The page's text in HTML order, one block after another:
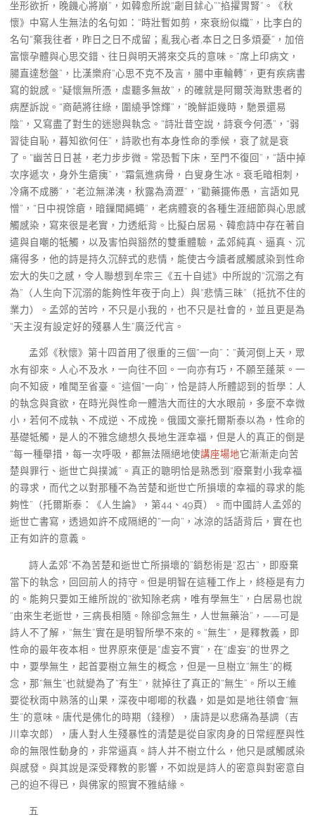
坐形欲折，晚饑心將崩”，如韓愈所說“劌目鉥心”“掐擢胃腎”。《秋
懷》中寫人生無法的名句如：“時壯暫如剪，來衰紛似織”，比李白的
名句“棄我往者，昨日之日不成留；亂我心者,本日之日多煩憂”，加倍
富懷孕體與心思交錯、往日與明天將來交兵的意味。“席上印病文，
腸直達愁盤”，比漢樂府“心思不克不及言，腸中車輪轉”，更有疾病書
寫的銳感。“疑懷無所憑，虛聽多無故”，的確就是阿爾茨海默患者的
病歷訴說。“商葩將往綠，圍繞爭馀輝”，“晚鮮詎幾時，馳景還易
陰”，又寫盡了對生的迷戀與執念。“詩壯昔空說，詩衰今何憑”，“弱
習徒自恥，暮知欲何任”，詩歌也有本身性命的季候，衰了就是衰
了。“幽苦日日甚，老力步步微。常恐暫下床，至門不復回”，“語中掉
次序遞次，身外生瘡痍”，“霜氣進病骨，白叟身生冰。衰毛暗相刺，
冷痛不成勝”，“老泣無涕洟，秋露為滴瀝”，“勸藥擺佈愚，言語如見
憎”，“日中視馀瘡，暗鏁聞繩蠅”，老病體衰的各種生涯細節與心思感
觸感染，寫來很是老實，力透紙背。比擬白居易、韓愈詩中存在著自
遣與自嘲的牴觸，以及害怕與豁然的雙重體驗，孟郊純真、逼真、沉
痛得多，他的詩是持久沉醉式的悲情，能使古今讀者感觸感染到性命
宏大的失之感，令人聯想到牟宗三《五十自述》中所說的“沉溺之有
為”（人生向下沉溺的能夠性年夜于向上）與“悲情三昧”（抵抗不住的
業力）。孟郊的苦吟，不只是小我的，也不只是社會的，並且更是為
“天主沒有設定好的殘暴人生”廣泛代言。
孟郊《秋懷》第十四首用了很重的三個“一向”：“黃河倒上天，眾
水有卻來。人心不及水，一向往不回。一向亦有巧，不願至蓬萊。一
向不知疲，唯聞至省臺。”這個“一向”，恰是詩人所體認到的哲學：人
的執念與貪欲，在時光與性命一體浩大而往的大水眼前，多麼不幸微
小，若何不成執、不成逆、不成挽。俄國文豪托爾斯泰以為，性命的
基礎牴觸，是人的不雅念總想久長地生涯幸福，但是人的真正的倒是
“每一種舉措，每一次呼吸，都無法隔絕地使講座場地它漸漸走向苦
楚與罪行、逝世亡與撲滅”。真正的聰明恰是熟悉到“廢棄對小我幸福
的尋求，而代之以對那種不為苦楚和逝世亡所損壞的幸福的尋求的能
夠性”（托爾斯泰：《人生論》，第44、49頁）。而中國詩人孟郊的
逝世亡書寫，透過如許不成隔絕的“一向”，冰涼的話語背后，實在也
正有如許的意義。
詩人孟郊“不為苦楚和逝世亡所損壞的”銷愁術是“忍古”，即廢棄
當下的執念，回回前人的持守。但是明智在這種工作上，終極是有力
的。能夠只要如王維所說的“欲知除老病，唯有學無生”，白居易也說
“由來生老逝世，三病長相隨。除卻念無生，人世無藥治”，——可是
詩人不了解，“無生”實在是明智所學不來的。“無生”，是釋教義，即
性命的最年夜本相。世界原來便是“虛妄不實”，在“虛妄”的世界之
中，要學無生，起首要樹立無生的概念，但是一旦樹立“無生”的概
念，那“無生”也就變為了“有生”，就掉往了真正的“無生”。所以王維
要從秋雨中熟落的山果，深夜中唧唧的秋蟲，如是如是地往領會“無
生”的意味。唐代是佛化的時期（錢穆），唐詩是以悲痛為基調（吉
川幸次郎），唐人對人生殘暴性的清楚是從自家肉身的日常經歷與性
命的無限性動身的，非常逼真。詩人并不樹立什么，他只是感觸感染
與感發。與其說是深受釋教的影響，不如說是詩人的密意與對密意自
己的迫不得已，與佛家的照實不雅結緣。
五